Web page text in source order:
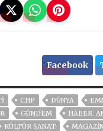
Facebook
CHP DÜNYA
GÜNDEM HABER.
KÜLTÜR SANAT